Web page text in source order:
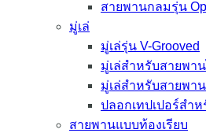
สายพานกลมรุ่น
มู่เล่
มู่เล่รุ่น V-Grooved
มู่เล่สำหรับสายพา
มู่เล่สำหรับสายพา
ปลอกเทปเปอร์สำห
สายพานแบบท้องเรียบ